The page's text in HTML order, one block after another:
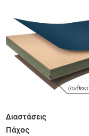
Διαστάσεις
Πάχος